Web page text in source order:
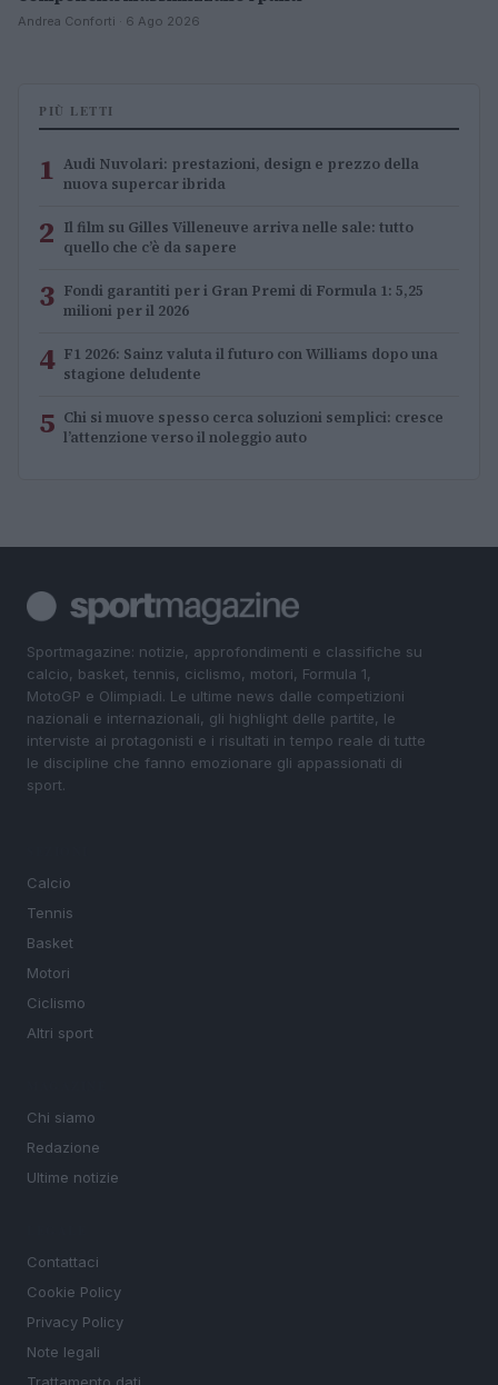
Andrea Conforti · 6 Ago 2026
PIÙ LETTI
1 Audi Nuvolari: prestazioni, design e prezzo della
nuova supercar ibrida
2 Il film su Gilles Villeneuve arriva nelle sale: tutto
quello che c’è da sapere
3 Fondi garantiti per i Gran Premi di Formula 1: 5,25
milioni per il 2026
4 F1 2026: Sainz valuta il futuro con Williams dopo una
stagione deludente
5 Chi si muove spesso cerca soluzioni semplici: cresce
l’attenzione verso il noleggio auto
Sportmagazine: notizie, approfondimenti e classifiche su
calcio, basket, tennis, ciclismo, motori, Formula 1,
MotoGP e Olimpiadi. Le ultime news dalle competizioni
nazionali e internazionali, gli highlight delle partite, le
interviste ai protagonisti e i risultati in tempo reale di tutte
le discipline che fanno emozionare gli appassionati di
sport.
Calcio
Tennis
Basket
Motori
Ciclismo
Altri sport
Chi siamo
Redazione
Ultime notizie
Contattaci
Cookie Policy
Privacy Policy
Note legali
Trattamento dati